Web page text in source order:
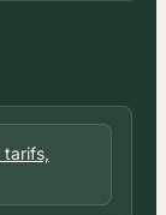
tarifs,